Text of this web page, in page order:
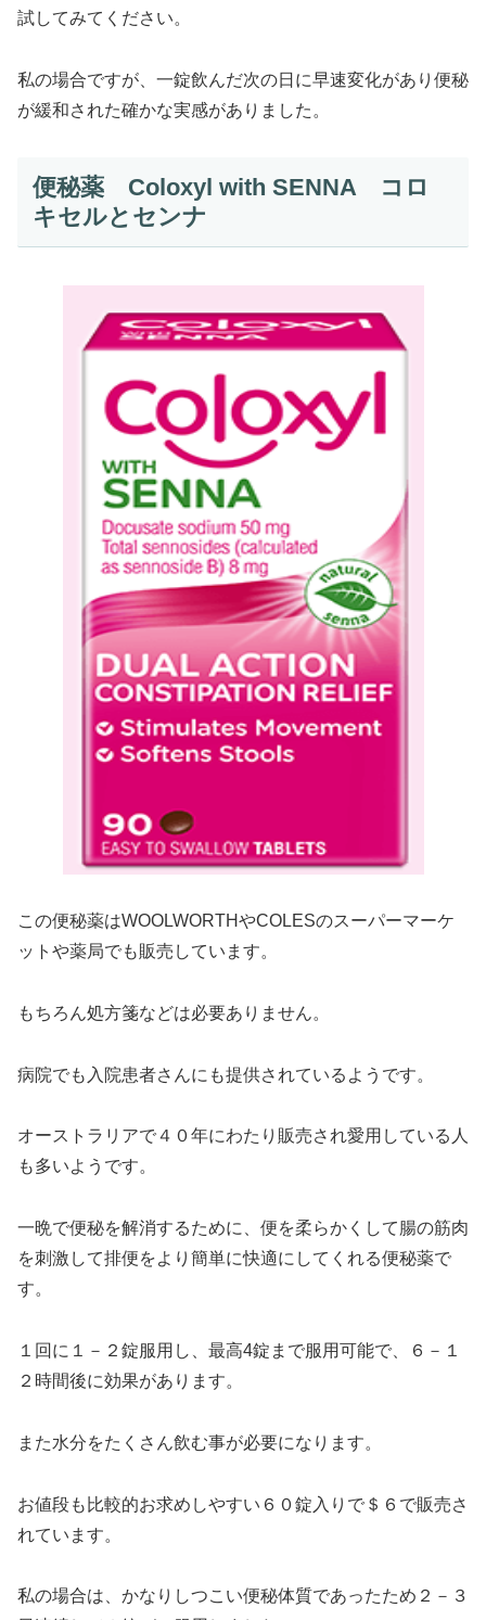
試してみてください。
私の場合ですが、一錠飲んだ次の日に早速変化があり便秘
が緩和された確かな実感がありました。
便秘薬 Coloxyl with SENNA コロ
キセルとセンナ
この便秘薬はWOOLWORTHやCOLESのスーパーマーケ
ットや薬局でも販売しています。
もちろん処方箋などは必要ありません。
病院でも入院患者さんにも提供されているようです。
オーストラリアで４０年にわたり販売され愛用している人
も多いようです。
一晩で便秘を解消するために、便を柔らかくして腸の筋肉
を刺激して排便をより簡単に快適にしてくれる便秘薬で
す。
１回に１－２錠服用し、最高4錠まで服用可能で、６－１
２時間後に効果があります。
また水分をたくさん飲む事が必要になります。
お値段も比較的お求めしやすい６０錠入りで＄６で販売さ
れています。
私の場合は、かなりしつこい便秘体質であったため２－３